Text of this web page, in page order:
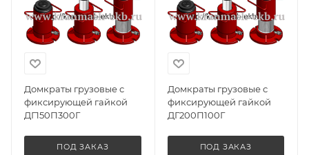
Домкраты грузовые с
фиксирующей гайкой
ДГ150П300Г
ПОД ЗАКАЗ
Домкраты грузовые с
фиксирующей гайкой
ДГ200П100Г
ПОД ЗАКАЗ